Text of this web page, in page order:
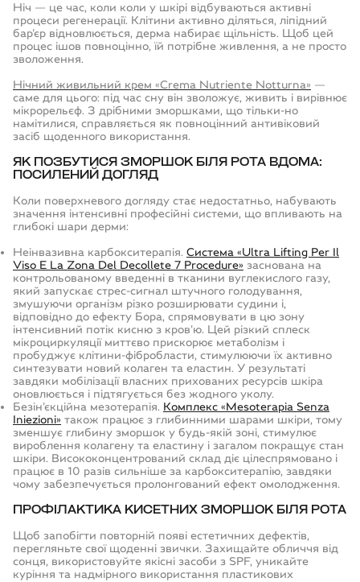
Ніч — це час, коли коли у шкірі відбуваються активні
процеси регенерації. Клітини активно діляться, ліпідний
бар'єр відновлюється, дерма набирає щільність. Щоб цей
процес ішов повноцінно, їй потрібне живлення, а не просто
зволоження.
Нічний живильний крем «Crema Nutriente Notturna» —
саме для цього: під час сну він зволожує, живить і вирівнює
мікрорельєф. З дрібними зморшками, що тільки-но
намітилися, справляється як повноцінний антивіковий
засіб щоденного використання.
ЯК ПОЗБУТИСЯ ЗМОРШОК БІЛЯ РОТА ВДОМА:
ПОСИЛЕНИЙ ДОГЛЯД
Коли поверхневого догляду стає недостатньо, набувають
значення інтенсивні професійні системи, що впливають на
глибокі шари дерми:
Неінвазивна карбокситерапія. Система «Ultra Lifting Per Il
Viso E La Zona Del Decollete 7 Procedure» заснована на
контрольованому введенні в тканини вуглекислого газу,
який запускає стрес-сигнал штучного голодування,
змушуючи організм різко розширювати судини і,
відповідно до ефекту Бора, спрямовувати в цю зону
інтенсивний потік кисню з кров'ю. Цей різкий сплеск
мікроциркуляції миттєво прискорює метаболізм і
пробуджує клітини-фібробласти, стимулюючи їх активно
синтезувати новий колаген та еластин. У результаті
завдяки мобілізації власних прихованих ресурсів шкіра
оновлюється і підтягується без жодного уколу.
Безін'єкційна мезотерапія. Комплекс «Mesoterapia Senza
Iniezioni» також працює з глибинними шарами шкіри, тому
зменшує глибину зморшок у будь-якій зоні, стимулює
вироблення колагену та еластину і загалом покращує стан
шкіри. Висококонцентрований склад діє цілеспрямовано і
працює в 10 разів сильніше за карбокситерапію, завдяки
чому забезпечується пролонгований ефект омолодження.
ПРОФІЛАКТИКА КИСЕТНИХ ЗМОРШОК БІЛЯ РОТА
Щоб запобігти повторній появі естетичних дефектів,
перегляньте свої щоденні звички. Захищайте обличчя від
сонця, використовуйте якісні засоби з SPF, уникайте
куріння та надмірного використання пластикових